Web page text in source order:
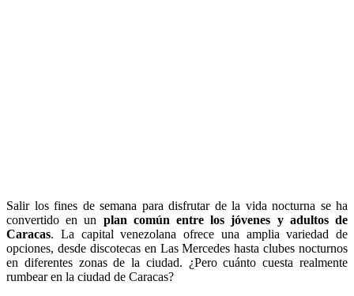
Salir los fines de semana para disfrutar de la vida nocturna se ha
convertido en un plan común entre los jóvenes y adultos de
Caracas. La capital venezolana ofrece una amplia variedad de
opciones, desde discotecas en Las Mercedes hasta clubes nocturnos
en diferentes zonas de la ciudad. ¿Pero cuánto cuesta realmente
rumbear en la ciudad de Caracas?